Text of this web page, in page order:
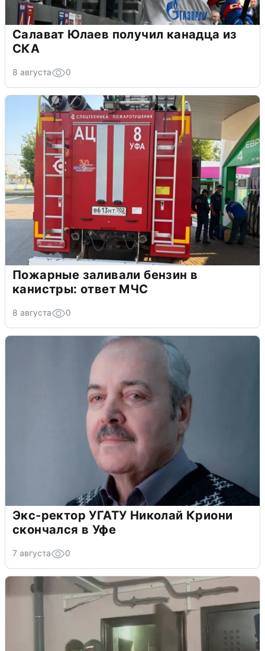
Салават Юлаев получил канадца из
СКА
8 августа 0
Пожарные заливали бензин в
канистры: ответ МЧС
8 августа 0
Экс-ректор УГАТУ Николай Криони
скончался в Уфе
7 августа 0